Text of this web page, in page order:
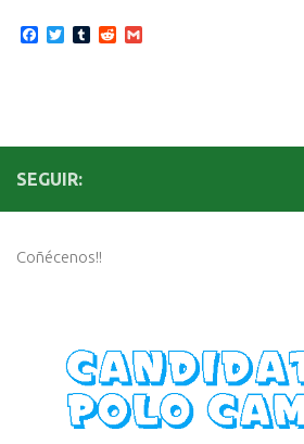
Facebook
TwitterTumblrReddit
SEGUIR:
Coñécenos!!